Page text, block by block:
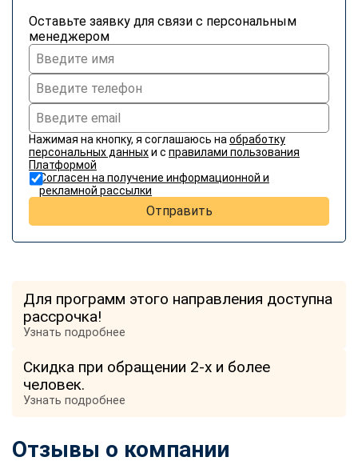
Оставьте заявку для связи с персональным
менеджером
Нажимая на кнопку, я соглашаюсь на обработку
персональных данныхи с правилами пользования
Платформой
Согласен на получение информационной и
рекламной рассылки
Отправить
Для программ этого направления доступна
рассрочка!
Узнать подробнее
Скидка при обращении 2-х и более
человек.
Узнать подробнее
Отзывы о компании
online
Свяжитесь с нами через любой удобный мессенджер!